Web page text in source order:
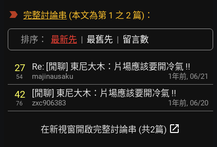
完整討論串 (本文為第 1 之 2 篇)：
排序： 最新先 | 最舊先 | 留言數
27
54
Re: [閒聊] 東尼大木：片場應該要開冷氣 !!
majinausaku 1年前, 06/21
42
76
[閒聊] 東尼大木：片場應該要開冷氣 !!
zxc906383 1年前, 06/20
在新視窗開啟完整討論串 (共2篇) open_in_new